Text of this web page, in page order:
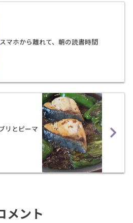
スマホから離れて、朝の読書時間
リとピーマ
メント